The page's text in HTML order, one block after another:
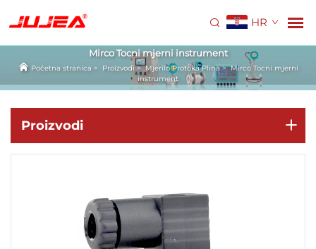
HR
Mirco Tocni mjerni instrument
Početna stranica > Proizvodi>Mjerilo Protoka Plina>Mirco Tocni mjerni
instrument
Proizvodi